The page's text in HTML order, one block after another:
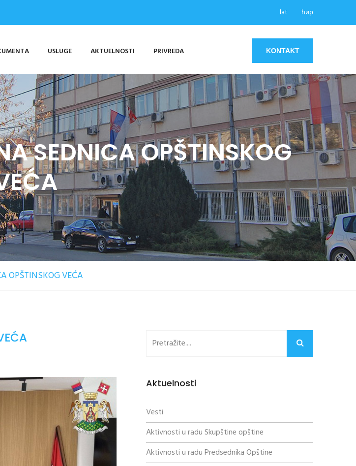
lat ћир
USLUGE AKTUELNOSTI PRIVREDA KONTAKT
SEDNICA OPŠTINSKOG
OPŠTINSKOG VEĆA
Aktuelnosti
Vesti
Aktivnosti u radu Skupštine opštine
Aktivnosti u radu Predsednika Opštine